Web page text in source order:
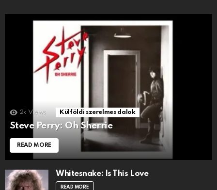
2k Views Külföldi szerelmes dalok
Steve Perry: Oh Sherrie
READ MORE
Whitesnake: Is This Love
READ MORE